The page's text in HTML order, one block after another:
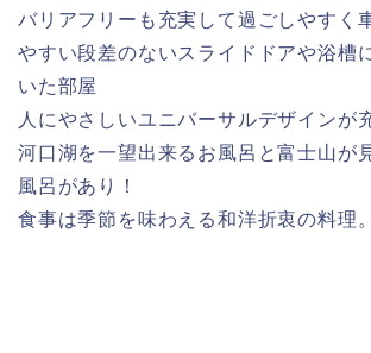
バリアフリーも充実して過ごしやすく
やすい段差のないスライドドアや浴槽
いた部屋
人にやさしいユニバーサルデザインが
河口湖を一望出来るお風呂と富士山が
風呂があり！
食事は季節を味わえる和洋折衷の料理。